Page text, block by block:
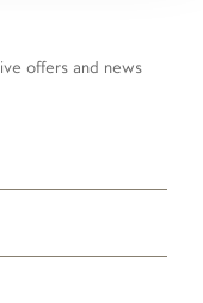
offers and news